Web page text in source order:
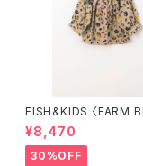
FISH&KIDS 〈FARM BLOUS
E〉
¥8,470
30%OFF